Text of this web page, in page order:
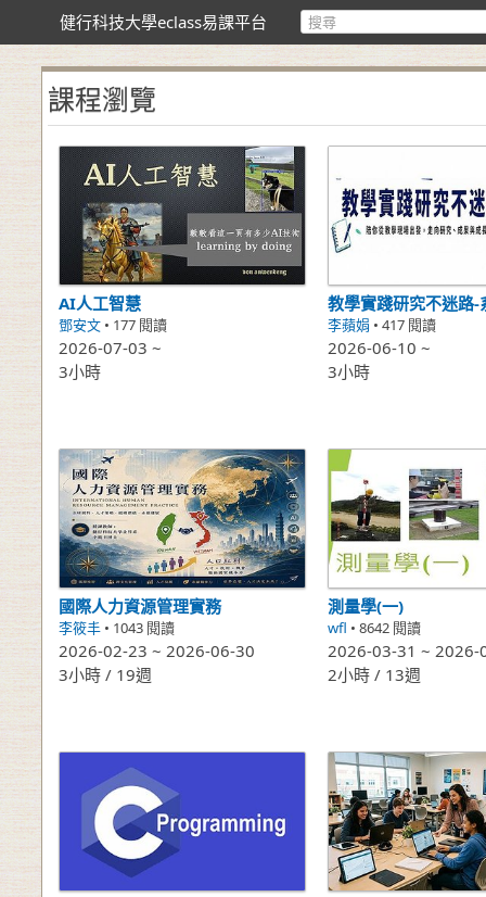
健行科技大學eclass易課平台
課程瀏覽
AI人工智慧
鄧安文 • 177 閱讀
2026-07-03 ~
3小時
教學實踐研究不迷路-
李蘋娟 • 417 閱讀
2026-06-10 ~
3小時
國際人力資源管理實務
李筱丰 • 1043 閱讀
2026-02-23 ~ 2026-06-30
3小時 / 19週
測量學(一)
wfl • 8642 閱讀
2026-03-31 ~ 2026-
2小時 / 13週